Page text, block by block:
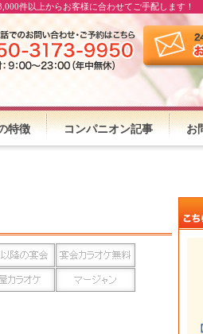
件以上からお客様に合わせてご手配します！
特徴 コンパニオン記事 お